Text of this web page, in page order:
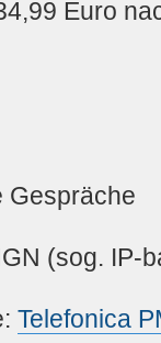
Euro
Gespräche
(sog. IP-
Telefonica